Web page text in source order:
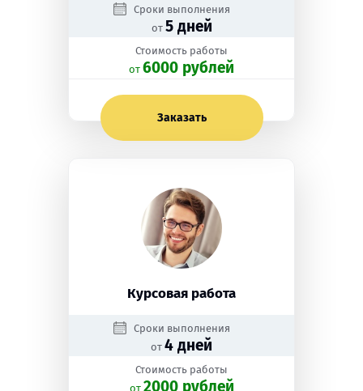
Сроки выполнения
от 5 дней
Стоимость работы
oт 6000 рублей
Заказать
Курсовая работа
Сроки выполнения
от 4 дней
Стоимость работы
oт 2000 рублей